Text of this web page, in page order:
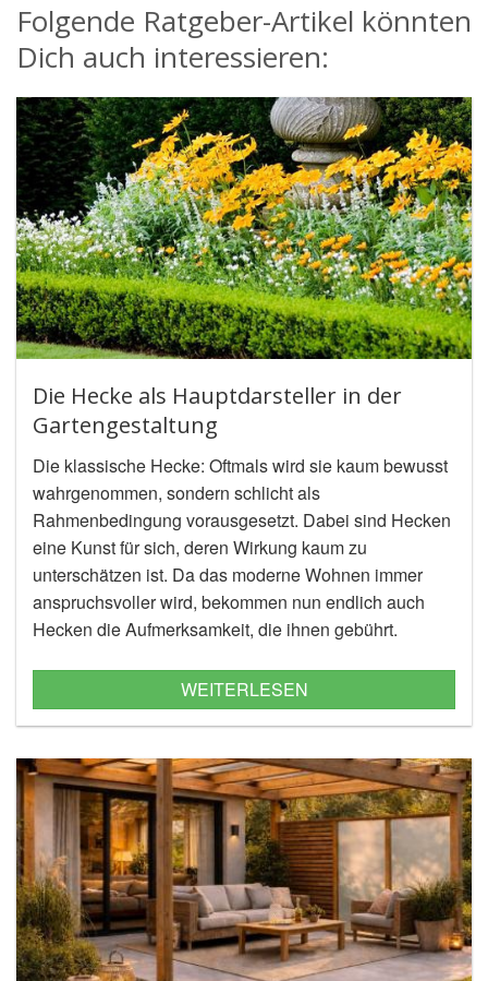
Folgende Ratgeber-Artikel könnten
Dich auch interessieren:
Die Hecke als Hauptdarsteller in der
Gartengestaltung
Die klassische Hecke: Oftmals wird sie kaum bewusst
wahrgenommen, sondern schlicht als
Rahmenbedingung vorausgesetzt. Dabei sind Hecken
eine Kunst für sich, deren Wirkung kaum zu
unterschätzen ist. Da das moderne Wohnen immer
anspruchsvoller wird, bekommen nun endlich auch
Hecken die Aufmerksamkeit, die ihnen gebührt.
WEITERLESEN